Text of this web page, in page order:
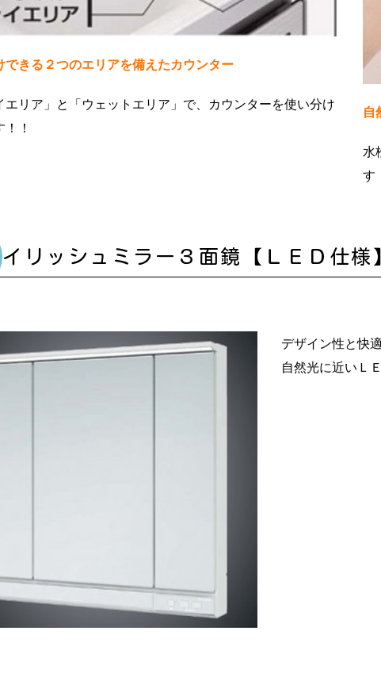
できる２つのエリアを備えたカウンター
エリア」と「ウェットエリア」で、カウンターを使い分け
！
自
水
す
リッシュミラー３面鏡【ＬＥＤ仕様
デザイン性と快
自然光に近いＬ